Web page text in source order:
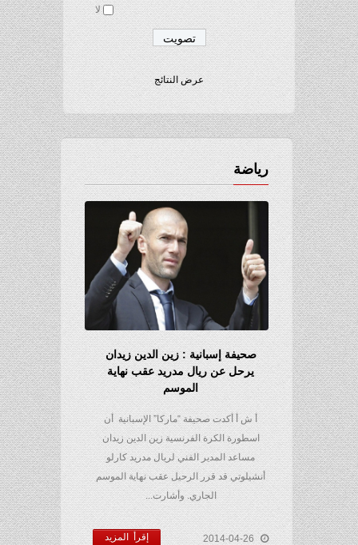
لا
عرض النتائج
رياضة
صحيفة إسبانية : زين الدين زيدان
يرحل عن ريال مدريد عقب نهاية
الموسم
أ ش أ أكدت صحيفة “ماركا” الإسبانية أن
اسطورة الكرة الفرنسية زين الدين زيدان
مساعد المدير الفني لريال مدريد كارلو
أنشيلوتي قد قرر الرحيل عقب نهاية الموسم
الجاري. وأشارت...
2014-04-26 إقرأ المزيد